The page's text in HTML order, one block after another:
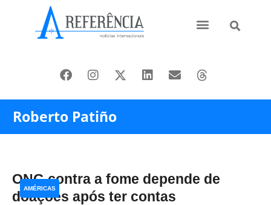
Roberto Patiño
ONG contra a fome depende de
doações após ter contas
AMÉRICAS